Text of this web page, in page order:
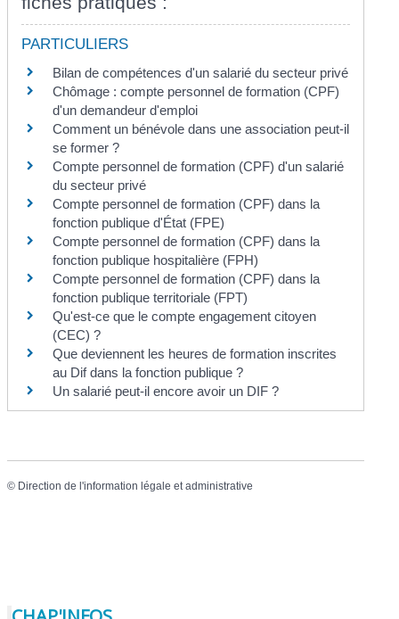
PARTICULIERS
Bilan de compétences d'un salarié du secteur privé
Chômage : compte personnel de formation (CPF)
d'un demandeur d'emploi
Comment un bénévole dans une association peut-il
se former ?
Compte personnel de formation (CPF) d'un salarié
du secteur privé
Compte personnel de formation (CPF) dans la
fonction publique d'État (FPE)
Compte personnel de formation (CPF) dans la
fonction publique hospitalière (FPH)
Compte personnel de formation (CPF) dans la
fonction publique territoriale (FPT)
Qu'est-ce que le compte engagement citoyen
(CEC) ?
Que deviennent les heures de formation inscrites
au Dif dans la fonction publique ?
Un salarié peut-il encore avoir un DIF ?
© Direction de l'information légale et administrative